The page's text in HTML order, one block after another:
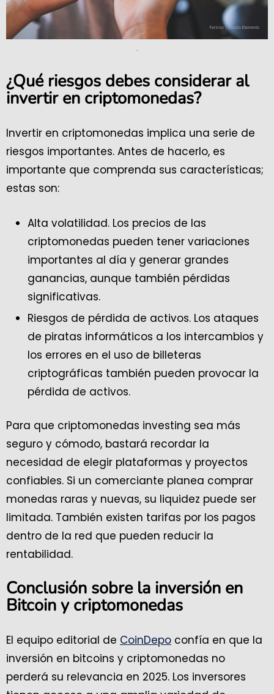
.
¿Qué riesgos debes considerar al
invertir en criptomonedas?
Invertir en criptomonedas implica una serie de
riesgos importantes. Antes de hacerlo, es
importante que comprenda sus características;
estas son:
Alta volatilidad. Los precios de las
criptomonedas pueden tener variaciones
importantes al día y generar grandes
ganancias, aunque también pérdidas
significativas.
Riesgos de pérdida de activos. Los ataques
de piratas informáticos a los intercambios y
los errores en el uso de billeteras
criptográficas también pueden provocar la
pérdida de activos.
Para que criptomonedas investing sea más
seguro y cómodo, bastará recordar la
necesidad de elegir plataformas y proyectos
confiables. Si un comerciante planea comprar
monedas raras y nuevas, su liquidez puede ser
limitada. También existen tarifas por los pagos
dentro de la red que pueden reducir la
rentabilidad.
Conclusión sobre la inversión en
Bitcoin y criptomonedas
El equipo editorial de CoinDepo confía en que la
inversión en bitcoins y criptomonedas no
perderá su relevancia en 2025. Los inversores